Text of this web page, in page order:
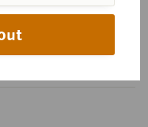
de demande